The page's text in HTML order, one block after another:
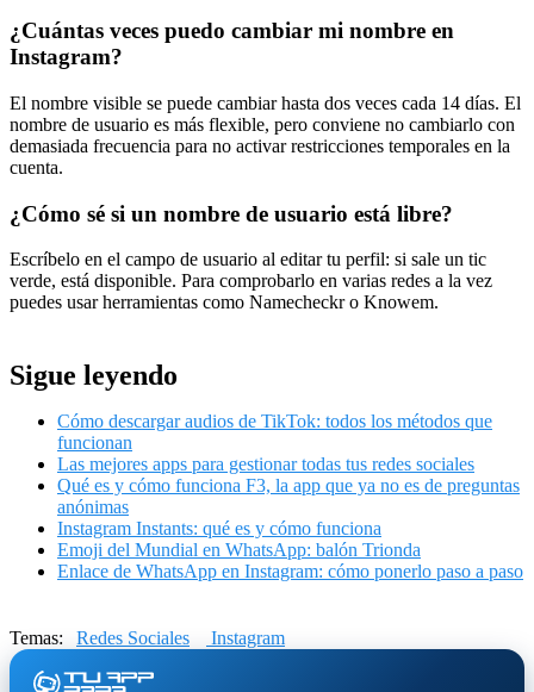
¿Cuántas veces puedo cambiar mi nombre en
Instagram?
El nombre visible se puede cambiar hasta dos veces cada 14 días. El
nombre de usuario es más flexible, pero conviene no cambiarlo con
demasiada frecuencia para no activar restricciones temporales en la
cuenta.
¿Cómo sé si un nombre de usuario está libre?
Escríbelo en el campo de usuario al editar tu perfil: si sale un tic
verde, está disponible. Para comprobarlo en varias redes a la vez
puedes usar herramientas como Namecheckr o Knowem.
Sigue leyendo
Cómo descargar audios de TikTok: todos los métodos que
funcionan
Las mejores apps para gestionar todas tus redes sociales
Qué es y cómo funciona F3, la app que ya no es de preguntas
anónimas
Instagram Instants: qué es y cómo funciona
Emoji del Mundial en WhatsApp: balón Trionda
Enlace de WhatsApp en Instagram: cómo ponerlo paso a paso
Temas: Redes Sociales Instagram